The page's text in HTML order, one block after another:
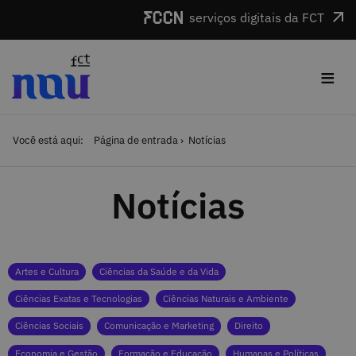
serviços digitais da FCT
≡
Você está aqui: Página de entrada Notícias
Notícias
Categorias
Artes e Cultura Ciências da Saúde e da Vida
Ciências Exatas e Tecnologias Ciências Naturais e Ambiente
Ciências Sociais Comunicação e Marketing Direito
Economia e Gestão Formação e Educação Humanas e Políticas